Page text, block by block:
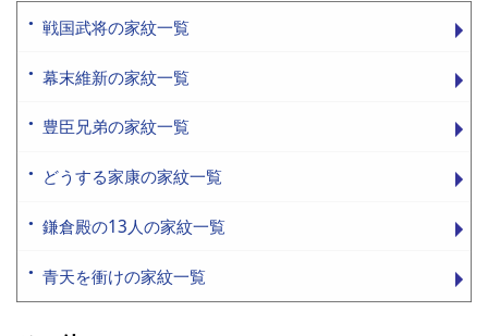
戦国武将の家紋一覧
幕末維新の家紋一覧
豊臣兄弟の家紋一覧
どうする家康の家紋一覧
鎌倉殿の13人の家紋一覧
青天を衝けの家紋一覧